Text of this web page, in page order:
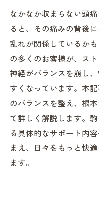
なかなか収まらない頭
ると、その痛みの背後
乱れが関係しているか
の多くのお客様が、ス
神経がバランスを崩し
すくなっています。本
のバランスを整え、根
て詳しく解説します。
る具体的なサポート内
まえ、日々をもっと快
ます。